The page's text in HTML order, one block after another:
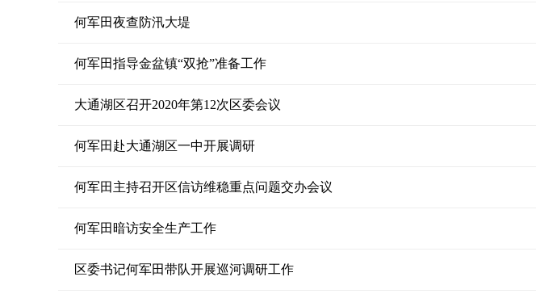
何军田夜查防汛大堤
何军田指导金盆镇“双抢”准备工作
大通湖区召开2020年第12次区委会议
何军田赴大通湖区一中开展调研
何军田主持召开区信访维稳重点问题交办会议
何军田暗访安全生产工作
区委书记何军田带队开展巡河调研工作